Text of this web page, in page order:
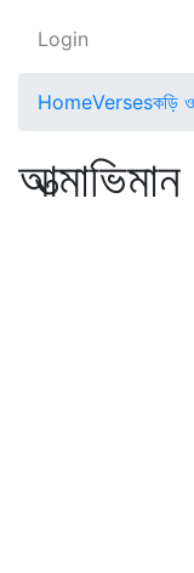
Login
HomeVersesকড়ি